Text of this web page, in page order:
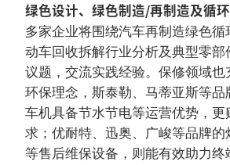
绿色设计、绿色制造/再制造及循
多家企业将围绕汽车再制造绿色
动车回收拆解行业分析及典型零部
议题，交流实践经验。保修领域也
环保理念，斯泰勒、马蒂亚斯等品
车机具备节水节电等运营优势，更
求；优耐特、迅奥、广峻等品牌的
等售后维保设备，则能有效助力终